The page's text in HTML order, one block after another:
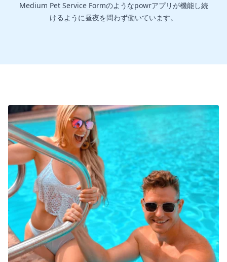
Medium Pet Service Formのようなpowrアプリが機能し続
けるように昼夜を問わず働いています。